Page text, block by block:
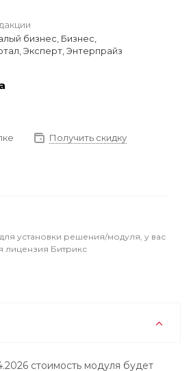
бизнес, Бизнес,
Эксперт, Энтерпрайз
Получить скидку
установки решения/модуля, у вас
лицензия Битрикс
стоимость модуля будет